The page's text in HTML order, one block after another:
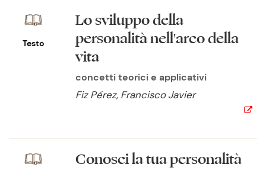
Testo
Lo sviluppo della
personalità nell'arco della
vita
concetti teorici e applicativi
Fiz Pérez, Francisco Javier
Conosci la tua personalità